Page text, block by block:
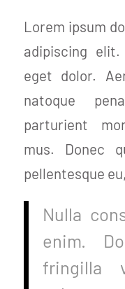
Lorem ipsum
adipiscing
eget dolor.
natoque
parturient
mus. Donec
pellentesque
Nulla
enim.
fringilla